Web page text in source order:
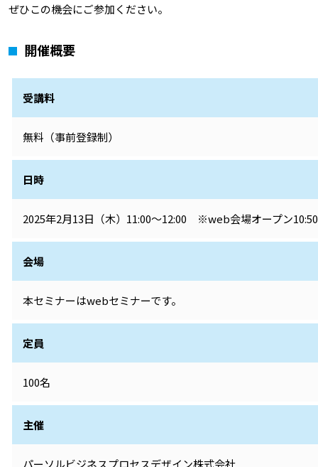
ぜひこの機会にご参加ください。
開催概要
受講料
無料（事前登録制）
日時
2025年2月13日（木）11:00～12:00 ※web会場オープン
会場
本セミナーはwebセミナーです。
定員
100名
主催